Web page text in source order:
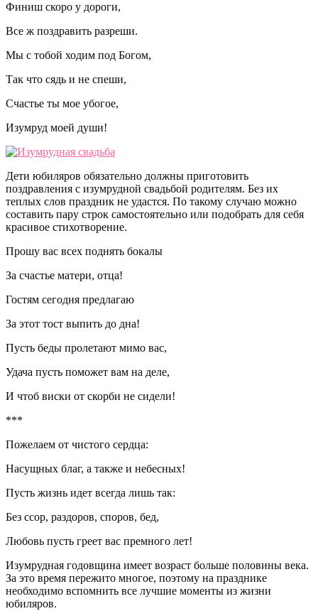
Финиш скоро у дороги,
Все ж поздравить разреши.
Мы с тобой ходим под Богом,
Так что сядь и не спеши,
Счастье ты мое убогое,
Изумруд моей души!
Дети юбиляров обязательно должны приготовить
поздравления с изумрудной свадьбой родителям. Без их
теплых слов праздник не удастся. По такому случаю можно
составить пару строк самостоятельно или подобрать для себя
красивое стихотворение.
Прошу вас всех поднять бокалы
За счастье матери, отца!
Гостям сегодня предлагаю
За этот тост выпить до дна!
Пусть беды пролетают мимо вас,
Удача пусть поможет вам на деле,
И чтоб виски от скорби не сидели!
***
Пожелаем от чистого сердца:
Насущных благ, а также и небесных!
Пусть жизнь идет всегда лишь так:
Без ссор, раздоров, споров, бед,
Любовь пусть греет вас премного лет!
Изумрудная годовщина имеет возраст больше половины века.
За это время пережито многое, поэтому на празднике
необходимо вспомнить все лучшие моменты из жизни
юбиляров.